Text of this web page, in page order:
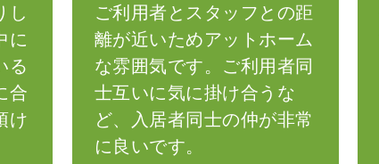
し
に
る
合
け
ご利用者とスタッフとの距
離が近いためアットホーム
な雰囲気です。ご利用者同
士互いに気に掛け合うな
ど、入居者同士の仲が非常
に良いです。